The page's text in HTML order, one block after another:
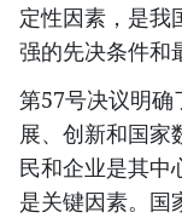
定性因素，是我
强的先决条件和
第57号决议明
展、创新和国家
民和企业是其中
是关键因素。国